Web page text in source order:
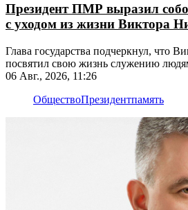
Президент ПМР выразил
с уходом из жизни Виктора
Глава государства подчеркнул, что
посвятил свою жизнь служению
06 Авг., 2026, 11:26
ОбществоПрезидентпамять